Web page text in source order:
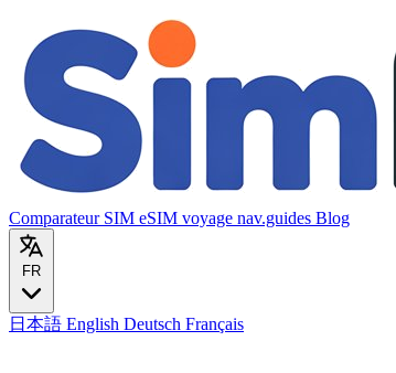
Comparateur SIM eSIM voyage nav.guides Blog
FR
日本語 English Deutsch Français